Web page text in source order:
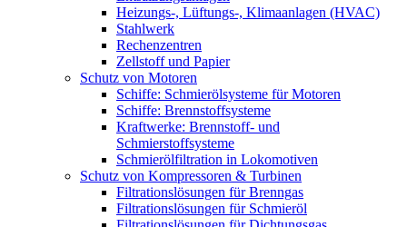
Heizungs-, Lüftungs-, Klimaanlagen (HVAC)
Stahlwerk
Rechenzentren
Zellstoff und Papier
Schutz von Motoren
Schiffe: Schmierölsysteme für Motoren
Schiffe: Brennstoffsysteme
Kraftwerke: Brennstoff- und
Schmierstoffsysteme
Schmierölfiltration in Lokomotiven
Schutz von Kompressoren & Turbinen
Filtrationslösungen für Brenngas
Filtrationslösungen für Schmieröl